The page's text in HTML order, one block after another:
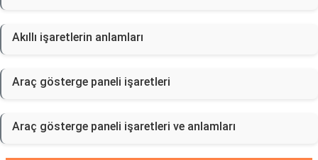
Akıllı işaretlerin anlamları
Araç gösterge paneli işaretleri
Araç gösterge paneli işaretleri ve anlamları